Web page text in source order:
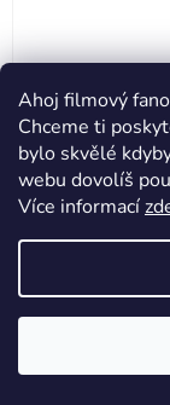
Ahoj filmový
Chceme ti
bylo skvělé
webu dovolíš
Více informací
31. 7.
Plakát